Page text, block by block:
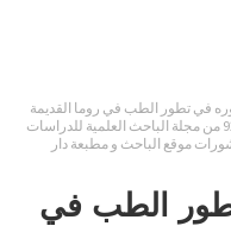
في تطور الطب في روما القديمة
(130-216) . أسامة عبد السلام حمد إبراهيم - العدد 92 من مجلة الباحث العلمية للدراسات
موقع الباحث و مطبعة دار
الطب في